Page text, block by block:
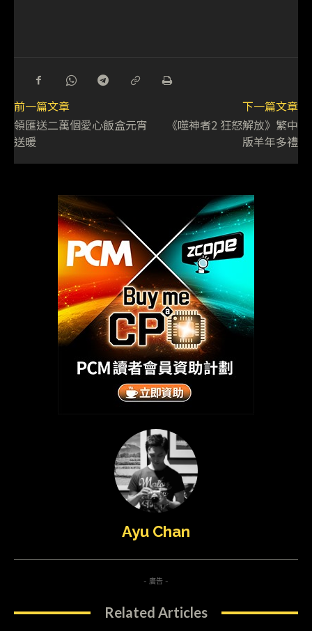
前一篇文章
領匯送二萬個愛心飯盒元宵
送暖
下一篇文章
《噬神者2 狂怒解放》繁中
版羊年多禮
Ayu Chan
- 廣告 -
Related Articles